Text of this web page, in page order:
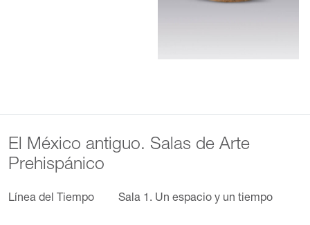
El México antiguo. Salas de Arte
Prehispánico
Línea del Tiempo Sala 1. Un espacio y un tiempo